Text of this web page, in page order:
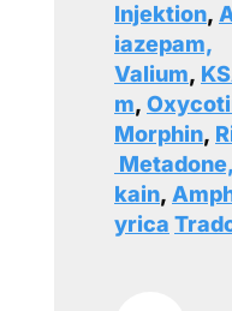
Injektion,
iazepam,
Valium,
m,
Morphin,
Metadone,
kain,
yrica